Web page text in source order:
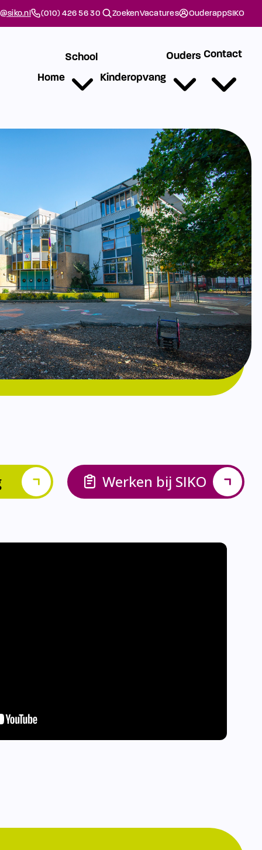
(010) 426 56 30 ZoekenVacatures OuderappSIKO
Home
School
Kinderopvang
Ouders Contact
Werken bij SIKO